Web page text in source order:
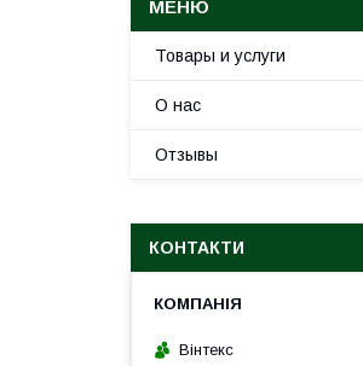
Товары и услуги
О нас
Отзывы
КОНТАКТИ
Вінтекс